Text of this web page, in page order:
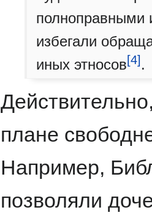
полноправными
избегали
иных этносов[4].
плане
Например,
позволяли